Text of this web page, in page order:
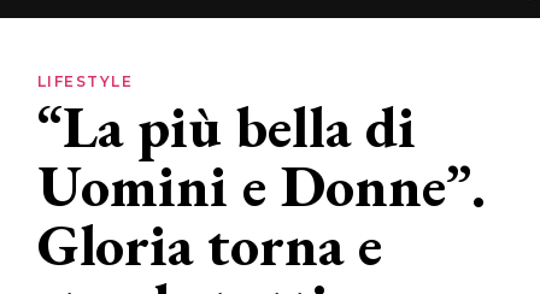
Lifestyle
News
LIFESTYLE
“La più bella di
Uomini e Donne”.
Gloria torna e